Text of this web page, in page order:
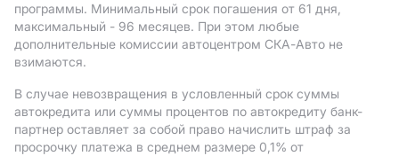
программы. Минимальный срок погашения от 61 дня,
максимальный - 96 месяцев. При этом любые
дополнительные комиссии автоцентром СКА-Авто не
взимаются.
В случае невозвращения в условленный срок суммы
автокредита или суммы процентов по автокредиту банк-
партнер оставляет за собой право начислить штраф за
просрочку платежа в среднем размере 0,1% от